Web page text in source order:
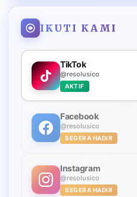
IKUTI KAMI
TikTok
@resolusico
AKTIF
Facebook
@resolusico
SEGERA HADIR
Instagram
@resolusico
SEGERA HADIR